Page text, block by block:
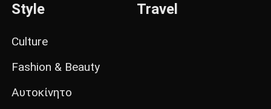
Style
Culture
Fashion & Beauty
Αυτοκίνητο
Travel